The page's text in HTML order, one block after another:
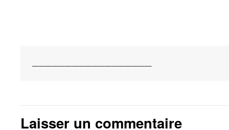
Laisser un commentaire